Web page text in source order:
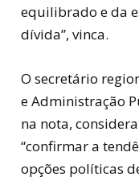
equilibrado e da
dívida”, vinca.
O secretário
e Administração
na nota,
“confirmar a
opções políticas